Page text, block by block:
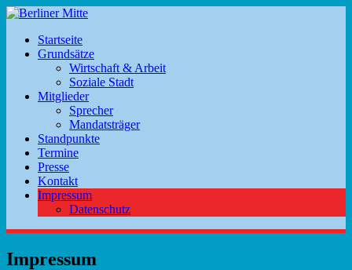
Startseite
Grundsätze
Wirtschaft & Arbeit
Soziale Stadt
Mitglieder
Sprecher
Mandatsträger
Standpunkte
Termine
Presse
Kontakt
Impressum
Datenschutz
Impressum